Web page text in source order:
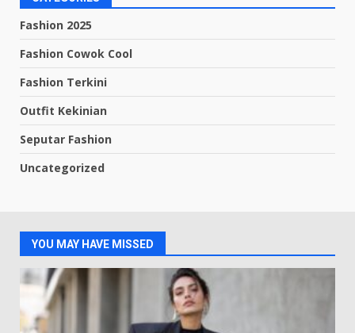
Fashion 2025
Fashion Cowok Cool
Fashion Terkini
Outfit Kekinian
Seputar Fashion
Uncategorized
YOU MAY HAVE MISSED